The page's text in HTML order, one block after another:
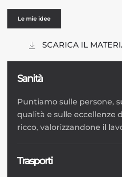
Le mie idee
SCARICA IL
Sanità
Puntiamo sulle persone,
qualità e sulle eccellenze
ricco, valorizzandone il
Trasporti